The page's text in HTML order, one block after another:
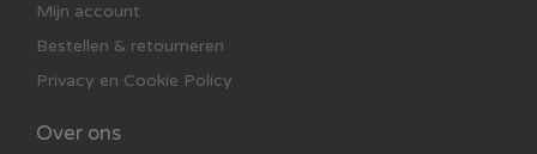
Mijn account
Bestellen & retourneren
Privacy en Cookie Policy
Over ons